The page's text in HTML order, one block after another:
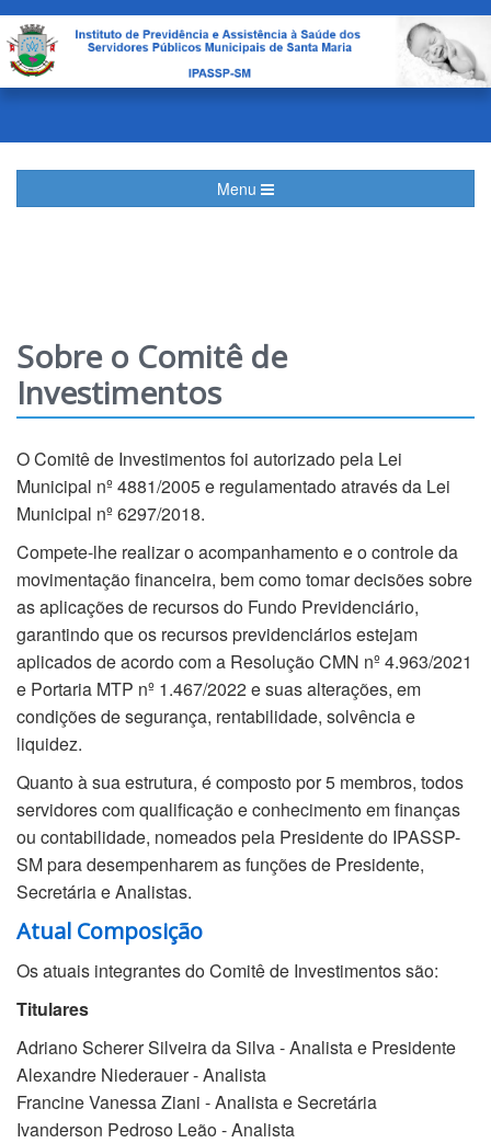
Menu
Sobre o Comitê de
Investimentos
O Comitê de Investimentos foi autorizado pela Lei
Municipal nº 4881/2005 e regulamentado através da Lei
Municipal nº 6297/2018.
Compete-lhe realizar o acompanhamento e o controle da
movimentação financeira, bem como tomar decisões sobre
as aplicações de recursos do Fundo Previdenciário,
garantindo que os recursos previdenciários estejam
aplicados de acordo com a Resolução CMN nº 4.963/2021
e Portaria MTP nº 1.467/2022 e suas alterações, em
condições de segurança, rentabilidade, solvência e
liquidez.
Quanto à sua estrutura, é composto por 5 membros, todos
servidores com qualificação e conhecimento em finanças
ou contabilidade, nomeados pela Presidente do IPASSP-
SM para desempenharem as funções de Presidente,
Secretária e Analistas.
Atual Composição
Os atuais integrantes do Comitê de Investimentos são:
Titulares
Adriano Scherer Silveira da Silva - Analista e Presidente
Alexandre Niederauer - Analista
Francine Vanessa Ziani - Analista e Secretária
Ivanderson Pedroso Leão - Analista